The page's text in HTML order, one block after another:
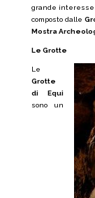
grande interesse
composto dalle
Mostra
Le Grotte
Le
Grotte
di Equi
sono un